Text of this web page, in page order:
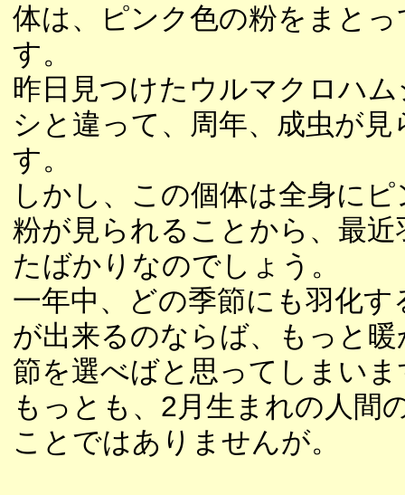
体は、ピンク色の粉をまと
す。
昨日見つけたウルマクロハ
シと違って、周年、成虫が見
す。
しかし、この個体は全身に
粉が見られることから、最近
たばかりなのでしょう。
一年中、どの季節にも羽化す
が出来るのならば、もっと暖
節を選べばと思ってしまいま
もっとも、2月生まれの人間
ことではありませんが。